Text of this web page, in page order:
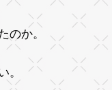
のか。
。